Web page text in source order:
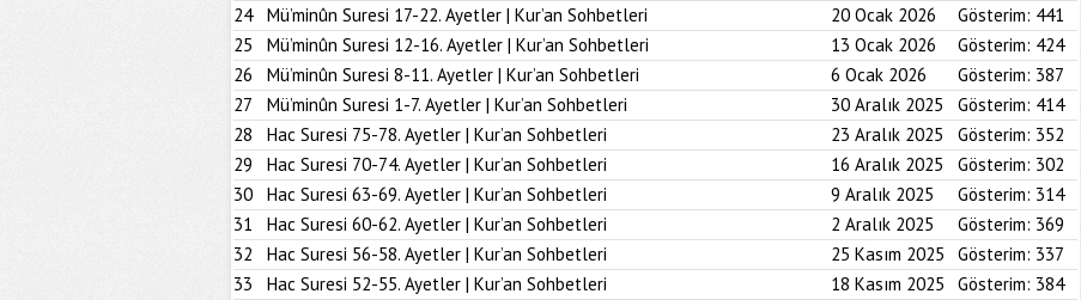
24
Mü’minûn Suresi 17-22. Ayetler | Kur’an Sohbetleri 20 Ocak 2026 Gösterim: 441
25
Mü’minûn Suresi 12-16. Ayetler | Kur’an Sohbetleri 13 Ocak 2026 Gösterim: 424
26
Mü’minûn Suresi 8-11. Ayetler | Kur’an Sohbetleri 6 Ocak 2026 Gösterim: 387
27
Mü’minûn Suresi 1-7. Ayetler | Kur’an Sohbetleri 30 Aralık 2025 Gösterim: 414
28
Hac Suresi 75-78. Ayetler | Kur’an Sohbetleri 23 Aralık 2025 Gösterim: 352
29
Hac Suresi 70-74. Ayetler | Kur’an Sohbetleri 16 Aralık 2025 Gösterim: 302
30
Hac Suresi 63-69. Ayetler | Kur’an Sohbetleri 9 Aralık 2025 Gösterim: 314
31
Hac Suresi 60-62. Ayetler | Kur’an Sohbetleri 2 Aralık 2025 Gösterim: 369
32
Hac Suresi 56-58. Ayetler | Kur’an Sohbetleri 25 Kasım 2025 Gösterim: 337
33
Hac Suresi 52-55. Ayetler | Kur’an Sohbetleri 18 Kasım 2025 Gösterim: 384